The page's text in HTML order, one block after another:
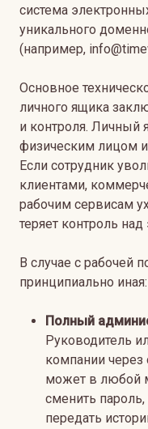
система
уникального
(например,
Основное
личного ящика
и контроля. Личный
физическим лицом и
Если сотрудник
клиентами,
рабочим сервисам
теряет контроль
В случае с рабочей
принципиально иная:
Полный
Руководитель
компании
может в любой
сменить
передать